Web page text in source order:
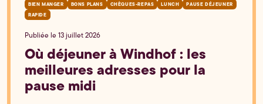
BIEN MANGER BONS PLANS CHÈQUES-REPAS LUNCH
PAUSE DÉJEUNER
RAPIDE
Publiée le 13 juillet 2026
Où déjeuner à Windhof : les
meilleures adresses pour la
pause midi